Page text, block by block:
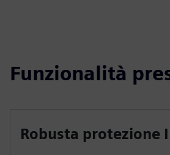
Funzionalità
Robusta protezione